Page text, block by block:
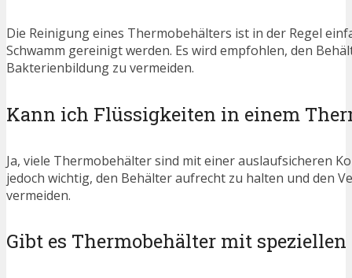
Die Reinigung eines Thermobehälters ist in der Regel
Schwamm gereinigt werden. Es wird empfohlen, den
Bakterienbildung zu vermeiden.
Kann ich Flüssigkeiten in einem
Ja, viele Thermobehälter sind mit einer auslaufsicheren
jedoch wichtig, den Behälter aufrecht zu halten und den
vermeiden.
Gibt es Thermobehälter mit